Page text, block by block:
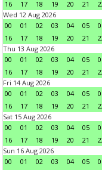
16
17 18 19 20 21
Wed 12 Aug 2026
00
01 02 03 04 05
16
17 18 19 20 21
Thu 13 Aug 2026
00
01 02 03 04 05
16
17 18 19 20 21
Fri 14 Aug 2026
00
01 02 03 04 05
16
17 18 19 20 21
Sat 15 Aug 2026
00
01 02 03 04 05
16
17 18 19 20 21
Sun 16 Aug 2026
00
01 02 03 04 05